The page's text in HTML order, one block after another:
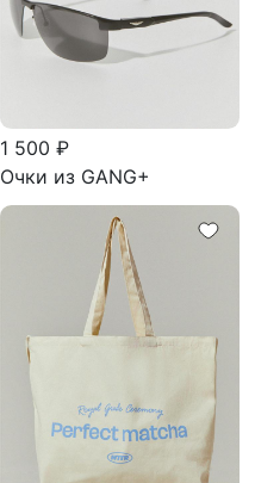
1 500 ₽
Очки из GANG+